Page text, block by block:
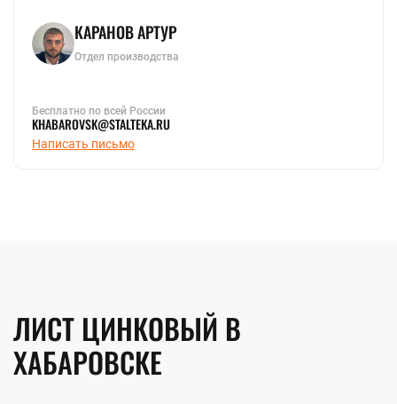
КАРАНОВ АРТУР
Отдел производства
Бесплатно по всей России
KHABAROVSK@STALTEKA.RU
Написать письмо
ЛИСТ ЦИНКОВЫЙ В
ХАБАРОВСКЕ